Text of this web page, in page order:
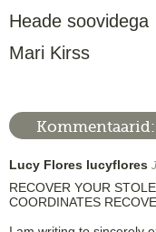
Heade soovidega
Mari Kirss
Kommentaarid:
Lucy Flores lucyflores
RECOVER YOUR
COORDINATES